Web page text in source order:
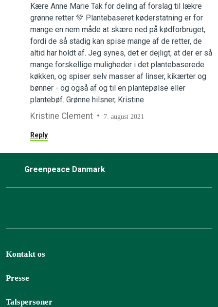
Kære Anne Marie Tak for deling af forslag til lækre
grønne retter 💚 Plantebaseret køderstatning er for
mange en nem måde at skære ned på kødforbruget,
fordi de så stadig kan spise mange af de retter, de
altid har holdt af. Jeg synes, det er dejligt, at der er så
mange forskellige muligheder i det plantebaserede
køkken, og spiser selv masser af linser, kikærter og
bønner - og også af og til en plantepølse eller
plantebøf. Grønne hilsner, Kristine
Kristine Clement 7. august 2021
Reply
Greenpeace Danmark
Kontakt os
Presse
Talspersoner